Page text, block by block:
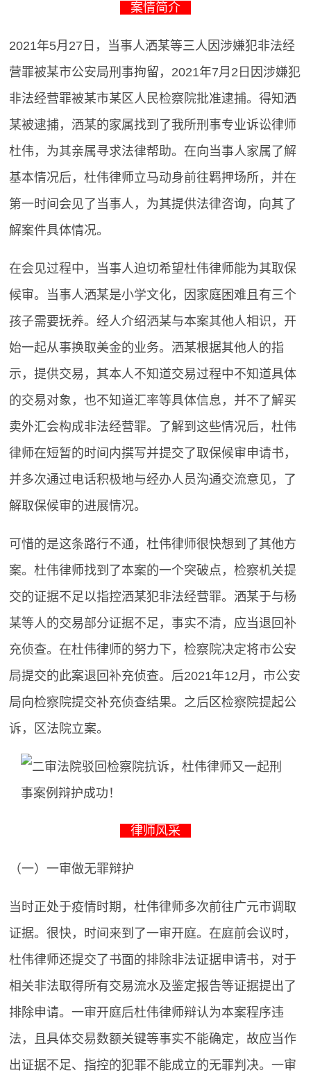
案情简介
2021年5月27日，当事人洒某等三人因涉嫌犯非法经
营罪被某市公安局刑事拘留，2021年7月2日因涉嫌犯
非法经营罪被某市某区人民检察院批准逮捕。得知洒
某被逮捕，洒某的家属找到了我所刑事专业诉讼律师
杜伟，为其亲属寻求法律帮助。在向当事人家属了解
基本情况后，杜伟律师立马动身前往羁押场所，并在
第一时间会见了当事人，为其提供法律咨询，向其了
解案件具体情况。
在会见过程中，当事人迫切希望杜伟律师能为其取保
候审。当事人洒某是小学文化，因家庭困难且有三个
孩子需要抚养。经人介绍洒某与本案其他人相识，开
始一起从事换取美金的业务。洒某根据其他人的指
示，提供交易，其本人不知道交易过程中不知道具体
的交易对象，也不知道汇率等具体信息，并不了解买
卖外汇会构成非法经营罪。了解到这些情况后，杜伟
律师在短暂的时间内撰写并提交了取保候审申请书，
并多次通过电话积极地与经办人员沟通交流意见，了
解取保候审的进展情况。
可惜的是这条路行不通，杜伟律师很快想到了其他方
案。杜伟律师找到了本案的一个突破点，检察机关提
交的证据不足以指控洒某犯非法经营罪。洒某于与杨
某等人的交易部分证据不足，事实不清，应当退回补
充侦查。在杜伟律师的努力下，检察院决定将市公安
局提交的此案退回补充侦查。后2021年12月，市公安
局向检察院提交补充侦查结果。之后区检察院提起公
诉，区法院立案。
律师风采
（一）一审做无罪辩护
当时正处于疫情时期，杜伟律师多次前往广元市调取
证据。很快，时间来到了一审开庭。在庭前会议时，
杜伟律师还提交了书面的排除非法证据申请书，对于
相关非法取得所有交易流水及鉴定报告等证据提出了
排除申请。一审开庭后杜伟律师辩认为本案程序违
法，且具体交易数额关键等事实不能确定，故应当作
出证据不足、指控的犯罪不能成立的无罪判决。一审